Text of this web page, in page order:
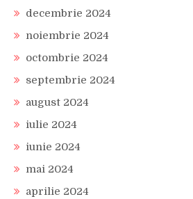
decembrie 2024
noiembrie 2024
octombrie 2024
septembrie 2024
august 2024
iulie 2024
iunie 2024
mai 2024
aprilie 2024